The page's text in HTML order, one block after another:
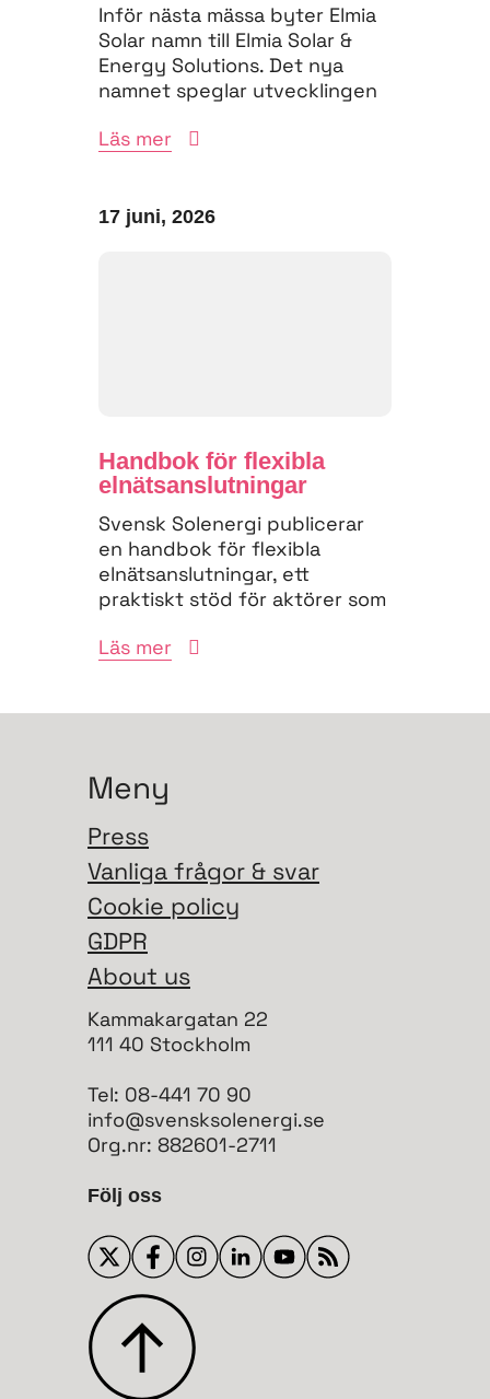
Inför nästa mässa byter Elmia
Solar namn till Elmia Solar &
Energy Solutions. Det nya
namnet speglar utvecklingen
Läs mer
17 juni, 2026
Handbok för flexibla
elnäts­anslutningar
Svensk Solenergi publicerar
en handbok för flexibla
elnätsanslutningar, ett
praktiskt stöd för aktörer som
anslutningsprocessen och
Läs mer
Meny
Press
Vanliga frågor & svar
Cookie policy
GDPR
About us
Kammakargatan 22
111 40 Stockholm
Tel: 08-441 70 90
info@svensksolenergi.se
Org.nr: 882601-2711
Följ oss